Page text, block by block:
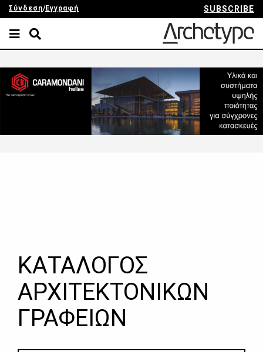
Σύνδεση/Εγγραφή SUBSCRIBE
ΚΑΤΑΛΟΓΟΣ
ΑΡΧΙΤΕΚΤΟΝΙΚΩΝ
ΓΡΑΦΕΙΩΝ